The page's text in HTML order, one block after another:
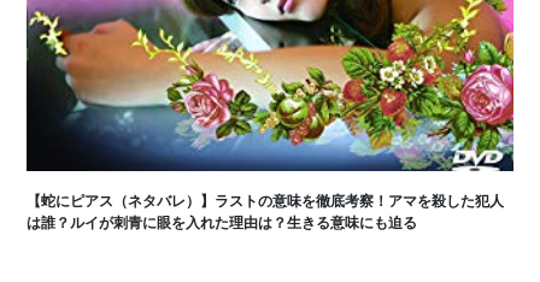
【蛇にピアス（ネタバレ）】ラストの意味を徹底考察！アマを殺した犯人
は誰？ルイが刺青に眼を入れた理由は？生きる意味にも迫る